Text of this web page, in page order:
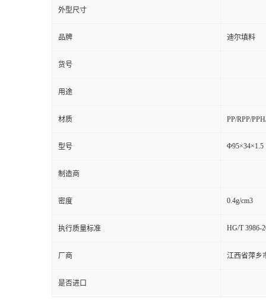
外型尺寸
品牌 迪尔填料
货号
用途
材质 PP/RPP/
型号 Φ95×34×1.5
制造商
密度 0.4g/cm3
执行质量标准 HG/T 3986-
厂商 江西省萍乡
是否进口